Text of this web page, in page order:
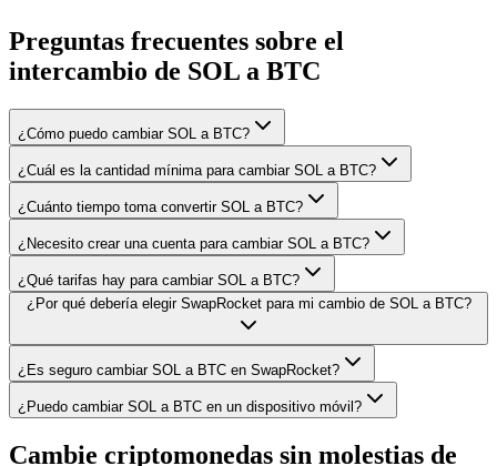
Preguntas frecuentes sobre el
intercambio de SOL a BTC
¿Cómo puedo cambiar SOL a BTC?
¿Cuál es la cantidad mínima para cambiar SOL a BTC?
¿Cuánto tiempo toma convertir SOL a BTC?
¿Necesito crear una cuenta para cambiar SOL a BTC?
¿Qué tarifas hay para cambiar SOL a BTC?
¿Por qué debería elegir SwapRocket para mi cambio de SOL a BTC?
¿Es seguro cambiar SOL a BTC en SwapRocket?
¿Puedo cambiar SOL a BTC en un dispositivo móvil?
Cambie criptomonedas sin molestias de